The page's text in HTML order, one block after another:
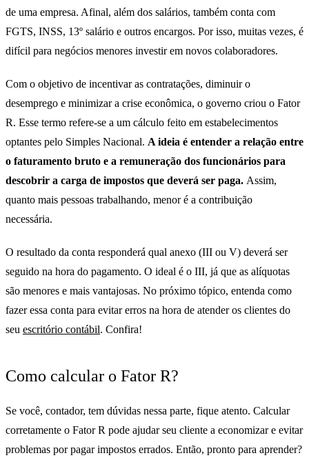
de uma empresa. Afinal, além dos salários, também conta com
FGTS, INSS, 13º salário e outros encargos. Por isso, muitas vezes, é
difícil para negócios menores investir em novos colaboradores.
Com o objetivo de incentivar as contratações, diminuir o
desemprego e minimizar a crise econômica, o governo criou o Fator
R. Esse termo refere-se a um cálculo feito em estabelecimentos
optantes pelo Simples Nacional. A ideia é entender a relação entre
o faturamento bruto e a remuneração dos funcionários para
descobrir a carga de impostos que deverá ser paga. Assim,
quanto mais pessoas trabalhando, menor é a contribuição
necessária.
O resultado da conta responderá qual anexo (III ou V) deverá ser
seguido na hora do pagamento. O ideal é o III, já que as alíquotas
são menores e mais vantajosas. No próximo tópico, entenda como
fazer essa conta para evitar erros na hora de atender os clientes do
seu escritório contábil. Confira!
Como calcular o Fator R?
Se você, contador, tem dúvidas nessa parte, fique atento. Calcular
corretamente o Fator R pode ajudar seu cliente a economizar e evitar
problemas por pagar impostos errados. Então, pronto para aprender?